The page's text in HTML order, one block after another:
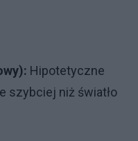
Hipotetyczne
szybciej niż światło